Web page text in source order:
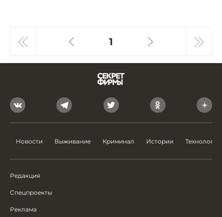
1
Новости Выживание Криминал Истории Технологии
Редакция
Спецпроекты
Реклама